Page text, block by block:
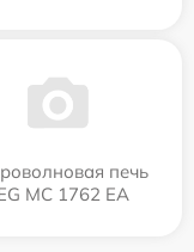
печь
MC 1762 EA